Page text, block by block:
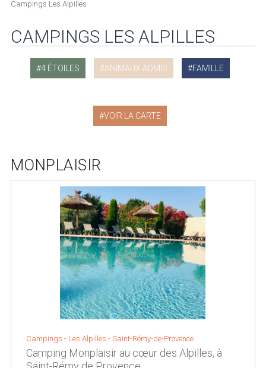
Campings Les Alpilles
CAMPINGS LES ALPILLES
4 ÉTOILES ANIMAUX ADMIS FAMILLE
VOIR LA CARTE
MONPLAISIR
Campings - Les Alpilles - Saint-Rémy-de-Provence
Camping Monplaisir au cœur des Alpilles, à